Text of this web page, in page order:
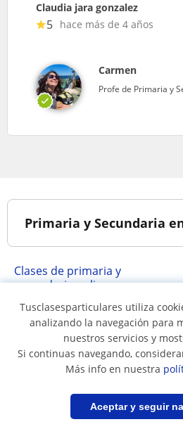
Guardar búsqueda
Claudia jara gonzalez
5 hace más de 4 años
Carmen
Profe de Primaria y
Primaria y Secundaria
Clases de primaria y
secundaria online
Clases impartidas...
Tusclasesparticulares utiliza
analizando la navegación para
nuestros servicios y
Si continuas navegando,
Más info en nuestra
Aceptar y seguir